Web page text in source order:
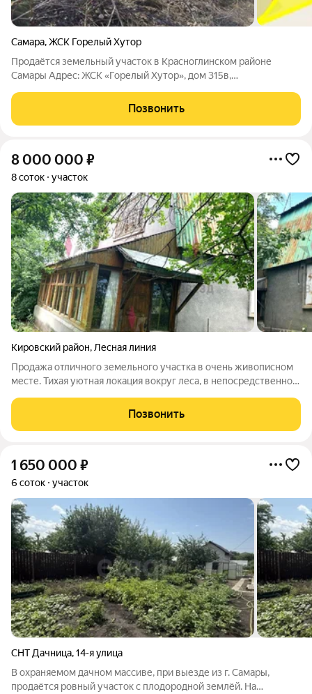
Самара,ЖСК Горелый Хутор
Продаётся земельный участок в Красноглинском районе
Самары Адрес: ЖСК «Горелый Хутор», дом 315в,
Размер участка: 30 41 м. Площадь: 13,7 соток. Форма владения:
частная. Категория земель: земли
Позвонить
8 000 000 ₽
8 соток участок
Кировский район, Лесная линия
Продажа отличного земельного участка в очень живописном
месте. Тихая уютная локация вокруг леса, в непосредственной
территории расположено жилое строение 67,8 кв.м. Удобные
подъездные пути.
Позвонить
1 650 000 ₽
6 соток участок
СНТ Дачница,14-я улица
В охраняемом дачном массиве, при выезде из г. Самары,
продаётся ровный участок с плодородной землёй. На